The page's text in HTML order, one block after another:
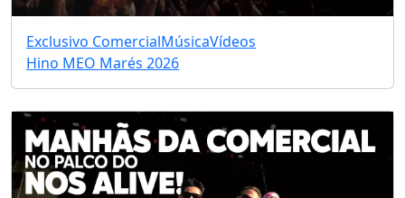
Exclusivo ComercialMúsicaVídeos
Hino MEO Marés 2026